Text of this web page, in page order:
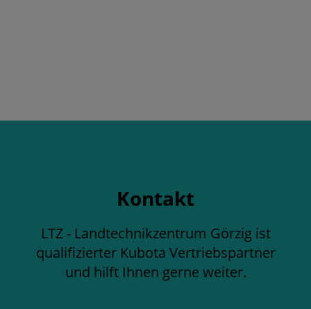
Kontakt
LTZ - Landtechnikzentrum Görzig ist
qualifizierter Kubota Vertriebspartner
und hilft Ihnen gerne weiter.